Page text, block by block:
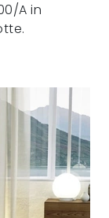
A in